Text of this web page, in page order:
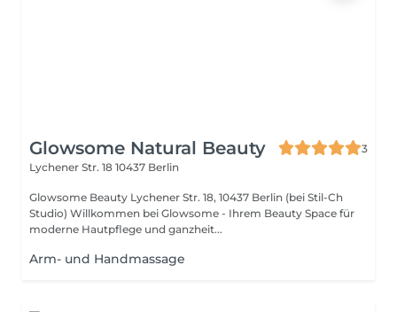
Glowsome Natural Beauty
3
Lychener Str. 18 10437 Berlin
Glowsome Beauty Lychener Str. 18, 10437 Berlin (bei Stil-Ch
Studio) Willkommen bei Glowsome - Ihrem Beauty Space für
moderne Hautpflege und ganzheit...
Arm- und Handmassage